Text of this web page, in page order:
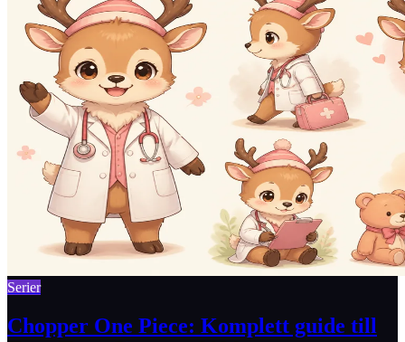
Serier
Chopper One Piece: Komplett guide till